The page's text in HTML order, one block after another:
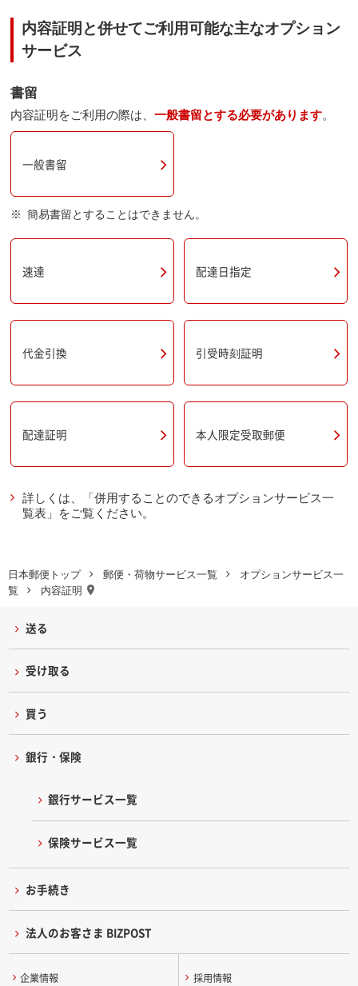
日本郵便トップ 郵便・荷物サービス一覧
オプションサービス一
覧
内容証明
内容証明と併せてご利用可能な主なオプション
サービス
書留
内容証明をご利用の際は、一般書留とする必要があります。
一般書留
簡易書留とすることはできません。
速達 配達日指定
代金引換 引受時刻証明
配達証明 本人限定受取郵便
詳しくは、「併用することのできるオプションサービス一
覧表」をご覧ください。
送る
受け取る
買う
銀行・保険
銀行サービス一覧
保険サービス一覧
お手続き
法人のお客さま BIZPOST
企業情報 採用情報